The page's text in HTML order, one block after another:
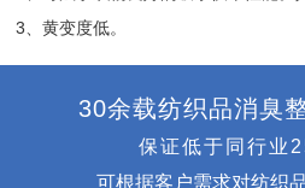
3、黄变度低。
30余载纺织品消臭
保证低于同行业
可根据客户需求对纺织